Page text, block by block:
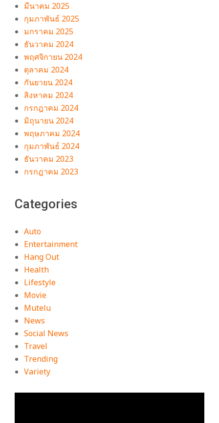
มีนาคม 2025
กุมภาพันธ์ 2025
มกราคม 2025
ธันวาคม 2024
พฤศจิกายน 2024
ตุลาคม 2024
กันยายน 2024
สิงหาคม 2024
กรกฎาคม 2024
มิถุนายน 2024
พฤษภาคม 2024
กุมภาพันธ์ 2024
ธันวาคม 2023
กรกฎาคม 2023
Categories
Auto
Entertainment
Hang Out
Health
Lifestyle
Movie
Mutelu
News
Social News
Travel
Trending
Variety